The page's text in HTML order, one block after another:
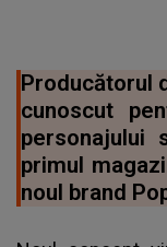
Producătorul
cunoscut
personajului
primul
noul brand